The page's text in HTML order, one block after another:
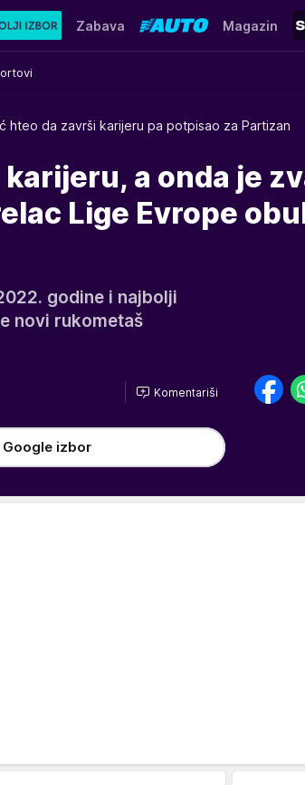
Zabava Magazin
hteo da završi karijeru pa potpisao za Partizan
a onda je
Lige Evrope
godine i najbolji
novi rukometaš
Komentariši
Google izbor